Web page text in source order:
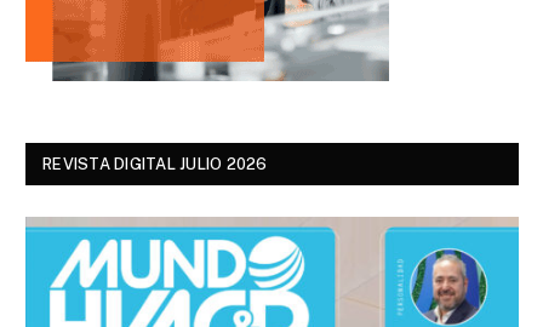
REVISTA DIGITAL JULIO 2026